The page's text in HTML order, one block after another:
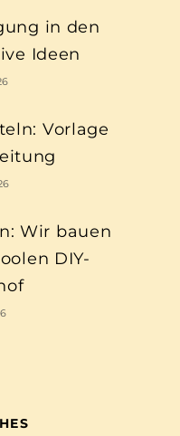
in den
Ideen
Vorlage
Wir bauen
DIY-